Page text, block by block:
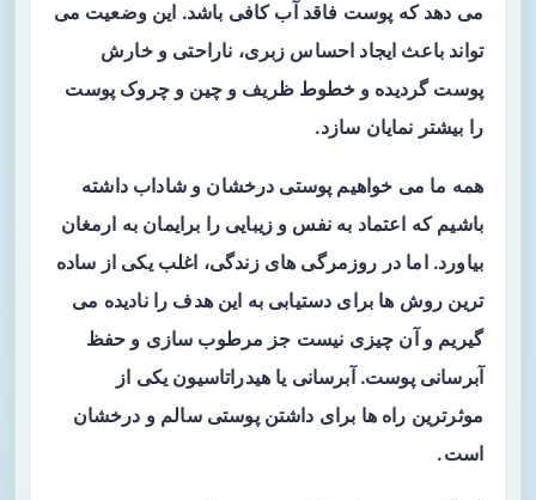
می دهد که پوست فاقد آب کافی باشد. این وضعیت می
تواند باعث ایجاد احساس زبری، ناراحتی و خارش
پوست گردیده و خطوط ظریف و چین و چروک پوست
را بیشتر نمایان سازد.
همه ما می‌ خواهیم پوستی درخشان و شاداب داشته
باشیم که اعتماد به نفس و زیبایی را برایمان به ارمغان
بیاورد. اما در روزمرگی‌ های زندگی، اغلب یکی از ساده‌
ترین روش‌ ها برای دستیابی به این هدف را نادیده می‌
گیریم و آن چیزی نیست جز مرطوب سازی و حفظ
آبرسانی پوست. آبرسانی یا هیدراتاسیون یکی از
موثرترین راه‌ ها برای داشتن پوستی سالم و درخشان
است.